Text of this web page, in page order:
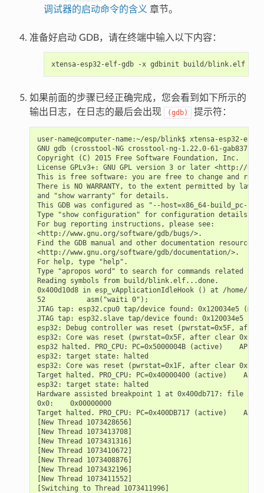
调试器的启动命令的含义 章节。
准备好启动 GDB，请在终端中输入以下内容：
xtensa-esp32-elf-gdb -x gdbinit build/blink.elf
如果前面的步骤已经正确完成，您会看到如下所示的
输出日志，在日志的最后会出现
(gdb) 提示符：
user-name@computer-name:~/esp/blink$ xtensa-
GNU gdb (crosstool-NG crosstool-ng-1.22.0-61-gab8375a)
Copyright (C) 2015 Free Software Foundation, Inc.
License GPLv3+: GNU GPL version 3 or later <http://
This is free software: you are free to change and
There is NO WARRANTY, to the extent permitted by law.
and "show warranty" for details.
This GDB was configured as "--host=x86_64-build_pc-
Type "show configuration" for configuration details.
For bug reporting instructions, please see:
<http://www.gnu.org/software/gdb/bugs/>.
Find the GDB manual and other documentation
<http://www.gnu.org/software/gdb/documentation/>.
For help, type "help".
Type "apropos word" to search for commands related to
Reading symbols from build/blink.elf...done.
0x400d10d8 in esp_vApplicationIdleHook () at /home/
52          asm("waiti 0");
JTAG tap: esp32.cpu0 tap/device found: 0x120034e5
JTAG tap: esp32.slave tap/device found: 0x120034e5
esp32: Debug controller was reset (pwrstat=0x5F,
esp32: Core was reset (pwrstat=0x5F, after clear 0x0F).
esp32 halted. PRO_CPU: PC=0x5000004B (active)
esp32: target state: halted
esp32: Core was reset (pwrstat=0x1F, after clear 0x0F).
Target halted. PRO_CPU: PC=0x40000400 (active)
esp32: target state: halted
Hardware assisted breakpoint 1 at 0x400db717: file /
0x0:    0x00000000
Target halted. PRO_CPU: PC=0x400DB717 (active)
[New Thread 1073428656]
[New Thread 1073413708]
[New Thread 1073431316]
[New Thread 1073410672]
[New Thread 1073408876]
[New Thread 1073432196]
[New Thread 1073411552]
[Switching to Thread 1073411996]